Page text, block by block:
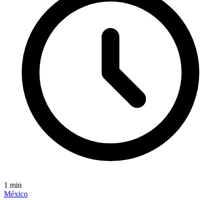
1 min
México